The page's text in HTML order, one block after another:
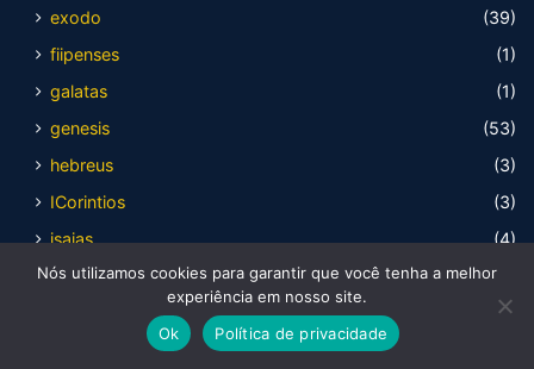
exodo
(39)
fiipenses
(1)
galatas
(1)
genesis
(53)
hebreus
(3)
ICorintios
(3)
isaias
(4)
joao
(6)
(1)
Nós utilizamos cookies para garantir que você tenha a melhor
experiência em nosso site.
Ok
Política de privacidade